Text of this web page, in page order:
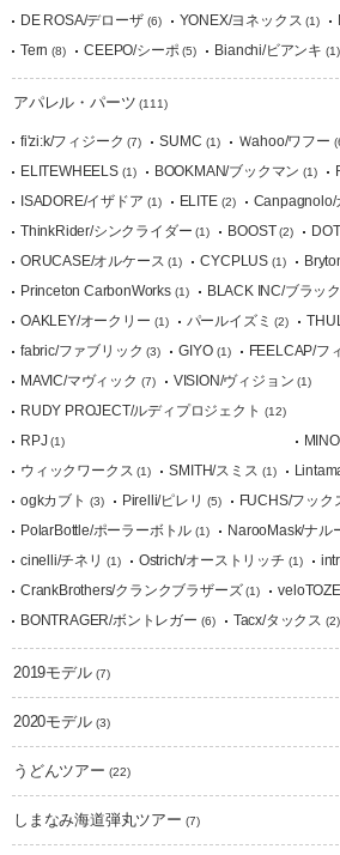
DE ROSA/デローザ (6) YONEX/ヨネックス (1)
Tern (8) CEEPO/シーポ (5) Bianchi/ビアンキ (1)
アパレル・パーツ (111)
fi'zi:k/フィジーク (7) SUMC (1) Ｗahoo/ワフー
ELITEWHEELS(1) BOOKMAN/ブックマン (1)
ISADORE/イザドア (1) ELITE (2) Canpagnolo/
ThinkRider/シンクライダー (1) BOOST (2)
ORUCASE/オルケース (1) CYCPLUS (1)
Princeton CarbonWorks(1) BLACK INC/ブラッ
OAKLEY/オークリー (1) パールイズミ (2)
fabric/ファブリック (3) GIYO(1) FEELCAP/フ
MAVIC/マヴィック (7) VISION/ヴィジョン (1)
RUDY PROJECT/ルディプロジェクト (12)
RPJ (1)
ウィックワークス (1) SMITH/スミス (1)
ogkカブト (3) Pirelli/ピレリ (5) FUCHS/フック
PolarBottle/ポーラーボトル (1) NarooMask/ナル
cinelli/チネリ (1) Ostrich/オーストリッチ (1)
CrankBrothers/クランクブラザーズ (1)
BONTRAGER/ボントレガー (6) Tacx/タックス (2)
2019モデル(7)
2020モデル(3)
うどんツアー (22)
しまなみ海道弾丸ツアー (7)